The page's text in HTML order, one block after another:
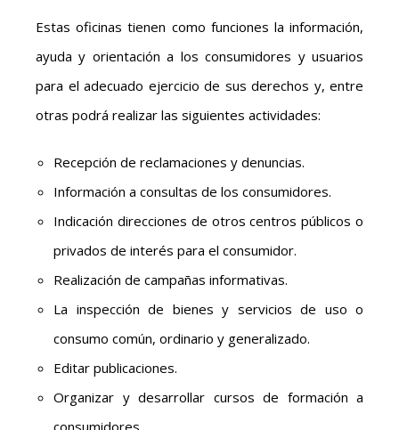
Estas oficinas tienen como funciones la información,
ayuda y orientación a los consumidores y usuarios
para el adecuado ejercicio de sus derechos y, entre
otras podrá realizar las siguientes actividades:
Recepción de reclamaciones y denuncias.
Información a consultas de los consumidores.
Indicación direcciones de otros centros públicos o
privados de interés para el consumidor.
Realización de campañas informativas.
La inspección de bienes y servicios de uso o
consumo común, ordinario y generalizado.
Editar publicaciones.
Organizar y desarrollar cursos de formación a
consumidores.